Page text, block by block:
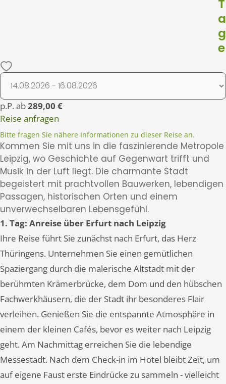
T
a
g
e
p.P. ab289,00 €
Reise anfragen
Bitte fragen Sie nähere Informationen zu dieser Reise an.
Kommen Sie mit uns in die faszinierende Metropole
Leipzig, wo Geschichte auf Gegenwart trifft und
Musik in der Luft liegt. Die charmante Stadt
begeistert mit prachtvollen Bauwerken, lebendigen
Passagen, historischen Orten und einem
unverwechselbaren Lebensgefühl.
1. Tag: Anreise über Erfurt nach Leipzig
Ihre Reise führt Sie zunächst nach Erfurt, das Herz
Thüringens. Unternehmen Sie einen gemütlichen
Spaziergang durch die malerische Altstadt mit der
berühmten Krämerbrücke, dem Dom und den hübschen
Fachwerkhäusern, die der Stadt ihr besonderes Flair
verleihen. Genießen Sie die entspannte Atmosphäre in
einem der kleinen Cafés, bevor es weiter nach Leipzig
geht. Am Nachmittag erreichen Sie die lebendige
Messestadt. Nach dem Check-in im Hotel bleibt Zeit, um
auf eigene Faust erste Eindrücke zu sammeln - vielleicht